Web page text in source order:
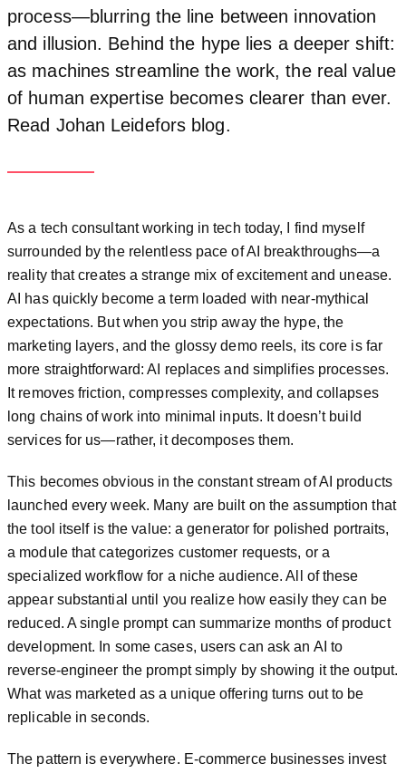
process—blurring the line between innovation
and illusion. Behind the hype lies a deeper shift:
as machines streamline the work, the real value
of human expertise becomes clearer than ever.
Read Johan Leidefors blog.
As a tech consultant working in tech today, I find myself
surrounded by the relentless pace of AI breakthroughs—a
reality that creates a strange mix of excitement and unease.
AI has quickly become a term loaded with near-mythical
expectations. But when you strip away the hype, the
marketing layers, and the glossy demo reels, its core is far
more straightforward: AI replaces and simplifies processes.
It removes friction, compresses complexity, and collapses
long chains of work into minimal inputs. It doesn’t build
services for us—rather, it decomposes them.
This becomes obvious in the constant stream of AI products
launched every week. Many are built on the assumption that
the tool itself is the value: a generator for polished portraits,
a module that categorizes customer requests, or a
specialized workflow for a niche audience. All of these
appear substantial until you realize how easily they can be
reduced. A single prompt can summarize months of product
development. In some cases, users can ask an AI to
reverse-engineer the prompt simply by showing it the output.
What was marketed as a unique offering turns out to be
replicable in seconds.
The pattern is everywhere. E-commerce businesses invest